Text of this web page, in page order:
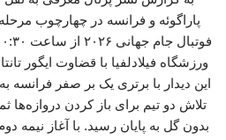
پاراگوئه و فرانسه در چهارچوب
ورزشگاه فیلادلفیا با قضاوت ایگور
این دیدار با برتری یک بر صفر فرانسه
تلاش دو تیم برای باز کردن دروازه‌ها
بدون گل به پایان رسید. با آغاز نیمه